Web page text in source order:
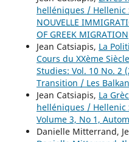
helléniques / Hellenic
NOUVELLE
OF GREEK MIGRATION
Jean Catsiapis, La
Cours du XXème Siècle
Studies: Vol. 10 No. 2
Transition / Les
Jean Catsiapis, La
helléniques / Hellenic
Volume 3, No 1,
Danielle Mitterrand,